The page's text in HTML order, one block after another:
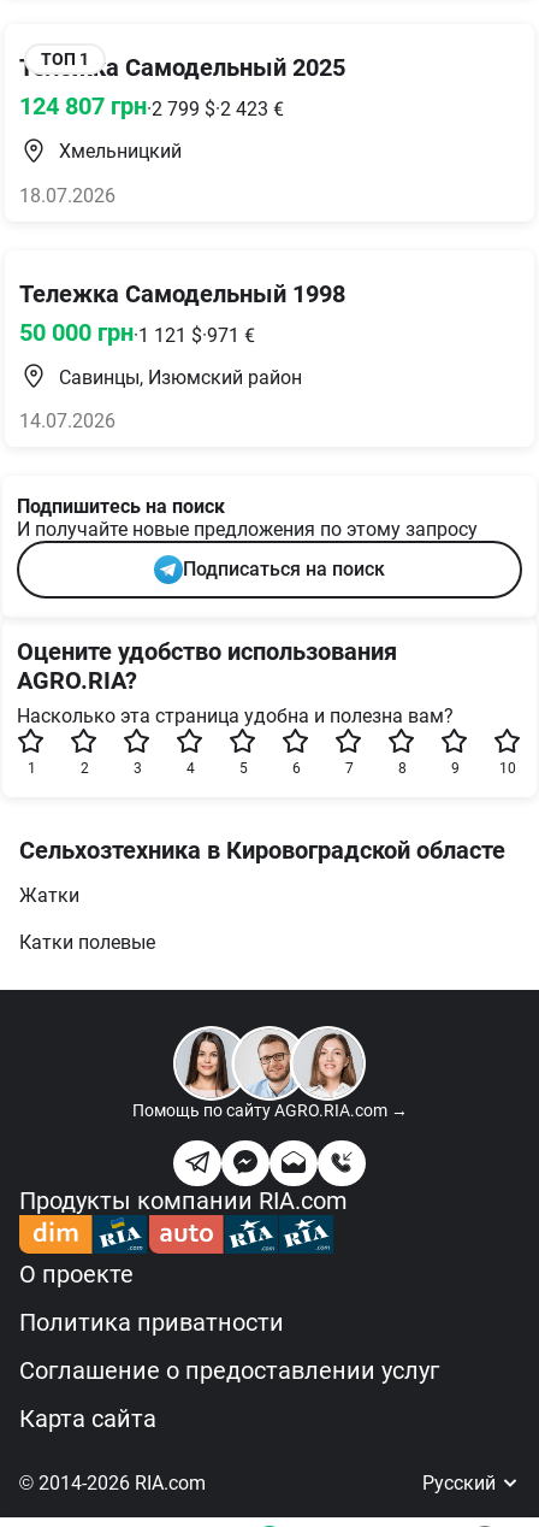
ТОП 1
Тележка Самодельный 2025
124 807 грн·2 799 $·2 423 €
Хмельницкий
18.07.2026
Тележка Самодельный 1998
50 000 грн·1 121 $·971 €
Савинцы, Изюмский район
14.07.2026
Подпишитесь на поиск
И получайте новые предложения по этому запросу
Подписаться на поиск
Оцените удобство использования
AGRO.RIA?
Насколько эта страница удобна и полезна вам?
10
9
8
7
6
5
4
3
2
1
Сельхозтехника в Кировоградской областе
Жатки
Катки полевые
Помощь по сайтуAGRO.RIA.com →
Продукты компании RIA.com
О проекте
Политика приватности
Соглашение о предоставлении услуг
Карта сайта
© 2014-2026 RIA.com Русский